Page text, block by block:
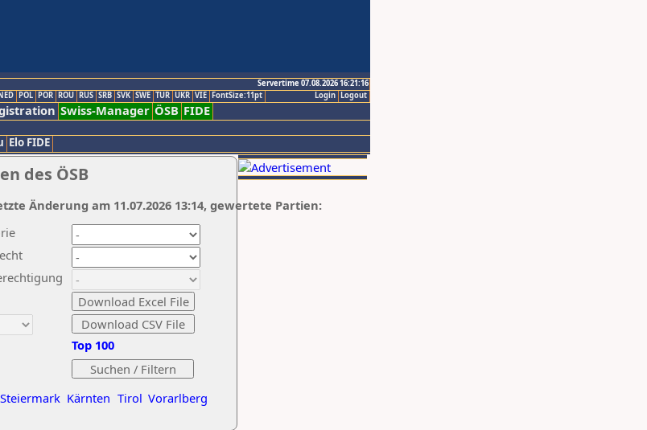
Servertime 07.08.2026 16:21:16
Logout
Login
POL POR ROU RUS SRB SVK SWE TUR UKR VIE FontSize:11pt
Swiss-Manager ÖSB FIDE
Elo FIDE
des ÖSB
Steiermark Kärnten Tirol Vorarlberg
Top 100
Änderung am 11.07.2026 13:14, gewertete Partien: